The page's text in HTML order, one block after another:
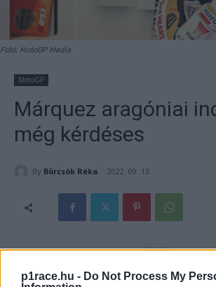
p1race.hu - Do Not Process My
Fotó: MotoGP Media
MotoGP
Márquez aragóniai
még kérdéses
By Börcsök Réka 2022. 09. 13.
- Hirdetés -
Miközben még nem dőlt el, hogy Marc